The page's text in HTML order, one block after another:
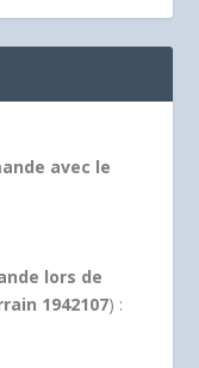
avec le
lors de
1942107) :